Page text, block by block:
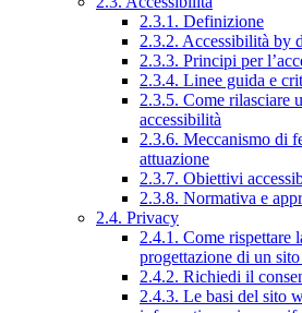
2.3.1. Definizione
2.3.2. Accessibilità by
2.3.3. Principi per
2.3.4. Linee guida e
2.3.5. Come rilasciare
accessibilità
2.3.6. Meccanismo di
attuazione
2.3.7. Obiettivi
2.3.8. Normativa e
2.4. Privacy
2.4.1. Come rispettare
progettazione di un
2.4.2. Richiedi il
2.4.3. Le basi del sito